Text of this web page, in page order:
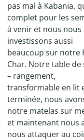
pas mal à Kabania,
complet pour les
à venir et nous nous
investissons aussi
beaucoup sur notre
Char. Notre table de
– rangement,
transformable en lit
terminée, nous
notre matelas sur
et maintenant nous
nous attaquer au